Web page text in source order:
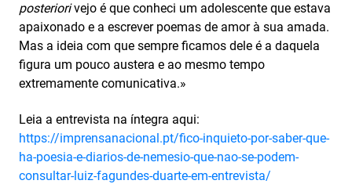
posteriorivejo é que conheci um adolescente que estava
apaixonado e a escrever poemas de amor à sua amada.
Mas a ideia com que sempre ficamos dele é a daquela
figura um pouco austera e ao mesmo tempo
extremamente comunicativa.»
Leia a entrevista na íntegra aqui:
https://imprensanacional.pt/fico-inquieto-por-saber-que-
ha-poesia-e-diarios-de-nemesio-que-nao-se-podem-
consultar-luiz-fagundes-duarte-em-entrevista/